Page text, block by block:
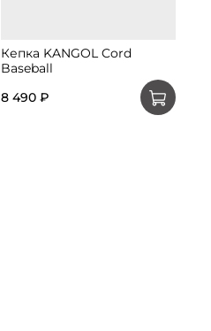
Кепка KANGOL Cord
Baseball
8 490 ₽